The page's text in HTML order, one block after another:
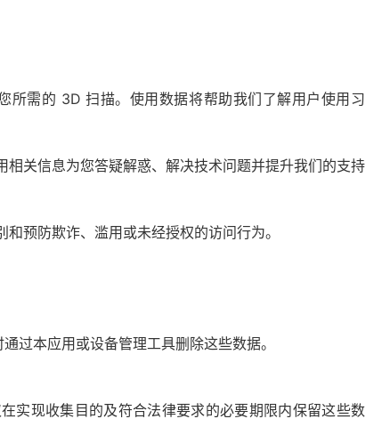
所需的 3D 扫描。使用数据将帮助我们了解用户使用习
关信息为您答疑解惑、解决技术问题并提升我们的支持
预防欺诈、滥用或未经授权的访问行为。
过本应用或设备管理工具删除这些数据。
实现收集目的及符合法律要求的必要期限内保留这些数